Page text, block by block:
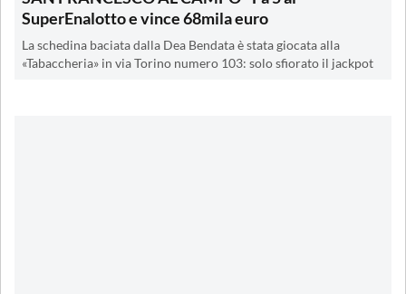
SuperEnalotto e vince 68mila euro
La schedina baciata dalla Dea Bendata è stata giocata alla
«Tabaccheria» in via Torino numero 103: solo sfiorato il jackpot